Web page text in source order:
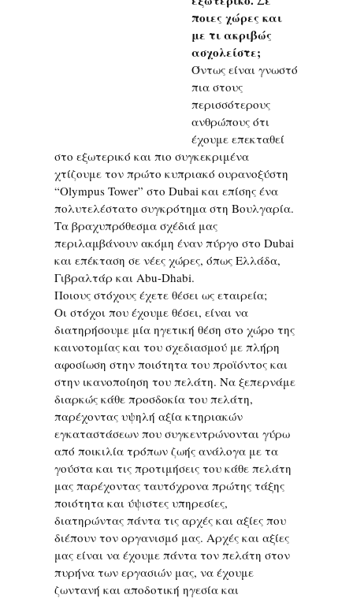
ποιες χώρες και
με τι ακριβώς
ασχολείστε;
Όντως είναι γνωστό
πια στους
περισσότερους
ανθρώπους ότι
έχουμε επεκταθεί
στο εξωτερικό και πιο συγκεκριμένα
χτίζουμε τον πρώτο κυπριακό ουρανοξύστη
“Olympus Tower” στο Dubai και επίσης ένα
πολυτελέστατο συγκρότημα στη Βουλγαρία.
Τα βραχυπρόθεσμα σχέδιά μας
περιλαμβάνουν ακόμη έναν πύργο στο Dubai
και επέκταση σε νέες χώρες, όπως Ελλάδα,
Γιβραλτάρ και Abu-Dhabi.
Ποιους στόχους έχετε θέσει ως εταιρεία;
Οι στόχοι που έχουμε θέσει, είναι να
διατηρήσουμε μία ηγετική θέση στο χώρο της
καινοτομίας και του σχεδιασμού με πλήρη
αφοσίωση στην ποιότητα του προϊόντος και
στην ικανοποίηση του πελάτη. Να ξεπερνάμε
διαρκώς κάθε προσδοκία του πελάτη,
παρέχοντας υψηλή αξία κτηριακών
εγκαταστάσεων που συγκεντρώνονται γύρω
από ποικιλία τρόπων ζωής ανάλογα με τα
γούστα και τις προτιμήσεις του κάθε πελάτη
μας παρέχοντας ταυτόχρονα πρώτης τάξης
ποιότητα και ύψιστες υπηρεσίες,
διατηρώντας πάντα τις αρχές και αξίες που
διέπουν τον οργανισμό μας. Αρχές και αξίες
μας είναι να έχουμε πάντα τον πελάτη στον
πυρήνα των εργασιών μας, να έχουμε
ζωντανή και αποδοτική ηγεσία και